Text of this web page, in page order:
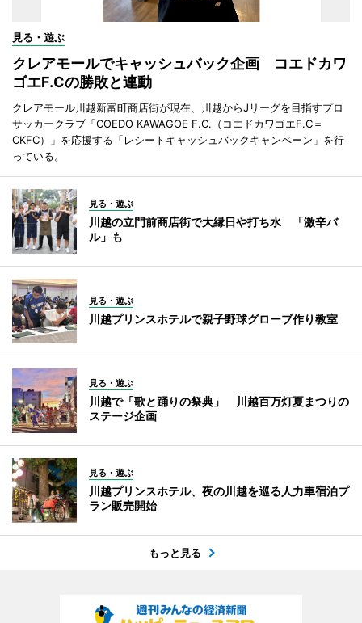
見る・遊ぶ
クレアモールでキャッシュバック企画 コエドカワ
ゴエF.Cの勝敗と連動
クレアモール川越新富町商店街が現在、川越からJリーグを目指すプロ
サッカークラブ「COEDO KAWAGOE F.C.（コエドカワゴエF.C＝
CKFC）」を応援する「レシートキャッシュバックキャンペーン」を行
っている。
見る・遊ぶ
川越の立門前商店街で大縁日や打ち水 「激辛バ
ル」も
見る・遊ぶ
川越プリンスホテルで親子野球グローブ作り教室
見る・遊ぶ
川越で「歌と踊りの祭典」 川越百万灯夏まつりの
ステージ企画
見る・遊ぶ
川越プリンスホテル、夜の川越を巡る人力車宿泊プ
ラン販売開始
もっと見る